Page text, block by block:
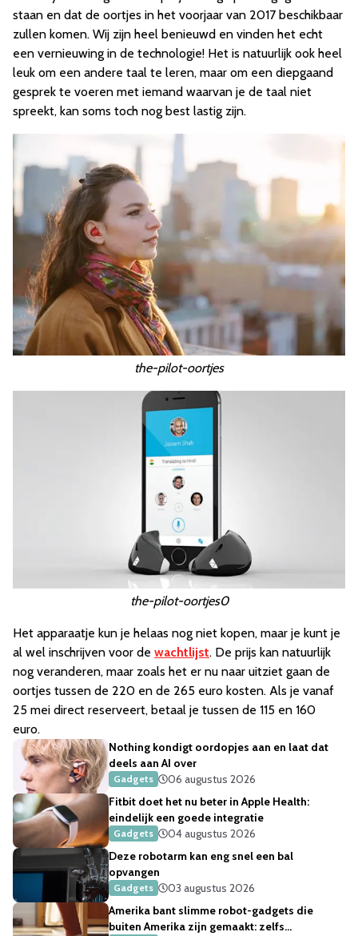
staan en dat de oortjes in het voorjaar van 2017 beschikbaar
zullen komen. Wij zijn heel benieuwd en vinden het echt
een vernieuwing in de technologie! Het is natuurlijk ook heel
leuk om een andere taal te leren, maar om een diepgaand
gesprek te voeren met iemand waarvan je de taal niet
spreekt, kan soms toch nog best lastig zijn.
the-pilot-oortjes
the-pilot-oortjes0
Het apparaatje kun je helaas nog niet kopen, maar je kunt je
al wel inschrijven voor de wachtlijst. De prijs kan natuurlijk
nog veranderen, maar zoals het er nu naar uitziet gaan de
oortjes tussen de 220 en de 265 euro kosten. Als je vanaf
25 mei direct reserveert, betaal je tussen de 115 en 160
euro.
Nothing kondigt oordopjes aan en laat dat
deels aan AI over
Gadgets
06 augustus 2026
Fitbit doet het nu beter in Apple Health:
eindelijk een goede integratie
Gadgets
04 augustus 2026
Deze robotarm kan eng snel een bal
opvangen
Gadgets
03 augustus 2026
Amerika bant slimme robot-gadgets die
buiten Amerika zijn gemaakt: zelfs